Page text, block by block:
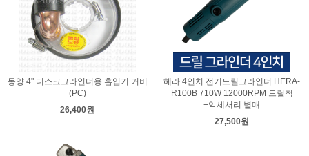
동양 4" 디스크그라인더용 흡입기 커버
(PC)
26,400원
헤라 4인치 전기드릴그라인더 HERA-
R100B 710W 12000RPM 드릴척
+악세서리 별매
27,500원